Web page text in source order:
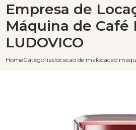
HomeCategoriaslocacao de maquinas de cafe
locacao
Empresa de
Máquina de Café
LUDOVICO